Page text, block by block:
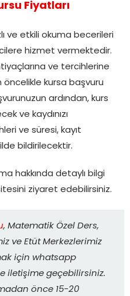
Fiyatları
ve etkili okuma becerileri
hizmet vermektedir.
ve tercihlerine
kursa başvuru
ardından, kurs
ve kaydınızı
ve süresi, kayıt
bildirilecektir.
hakkında detaylı bilgi
ziyaret edebilirsiniz.
, Matematik Özel Ders,
ve Etüt Merkezlerimiz
için whatsapp
iletişime geçebilirsiniz.
önce 15-20